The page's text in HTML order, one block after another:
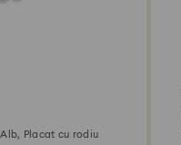
Placat cu rodiu